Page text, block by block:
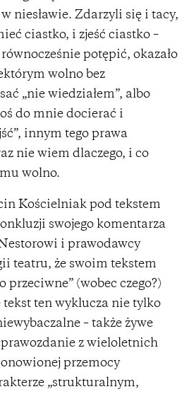
niesławie. Zdarzyli się i tacy,
ciastko, i zjeść ciastko –
potępić, okazało
wolno bez
„nie wiedziałem”, albo
do mnie docierać i
innym tego prawa
nie wiem dlaczego, i co
wolno.
Kościelniak pod tekstem
swojego komentarza
i prawodawcy
teatru, że swoim tekstem
przeciwne” (wobec czego?)
tekst ten wyklucza nie tylko
– także żywe
z wieloletnich
przemocy
„strukturalnym,